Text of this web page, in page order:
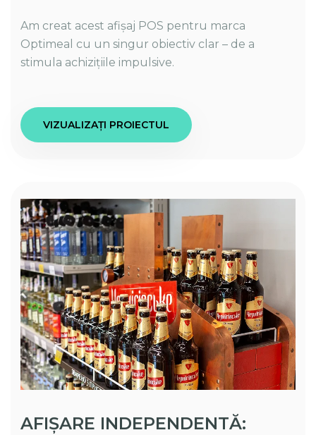
Am creat acest afișaj POS pentru marca
Optimeal cu un singur obiectiv clar – de a
stimula achizițiile impulsive.
VIZUALIZAȚI PROIECTUL
AFIȘARE INDEPENDENTĂ: